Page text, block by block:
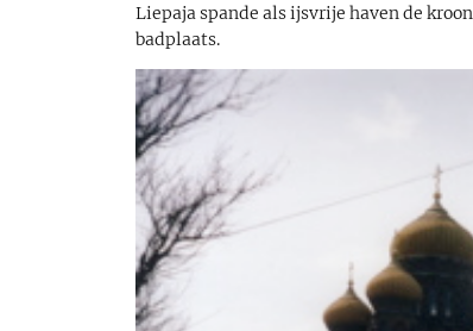
Liepaja spande als ijsvrije haven de
badplaats.